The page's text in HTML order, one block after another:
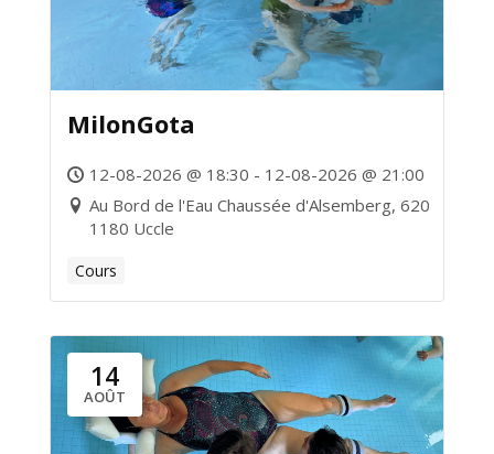
MilonGota
12-08-2026 @ 18:30 - 12-08-2026 @ 21:00
Au Bord de l'Eau Chaussée d'Alsemberg, 620
1180 Uccle
Cours
14
AOÛT